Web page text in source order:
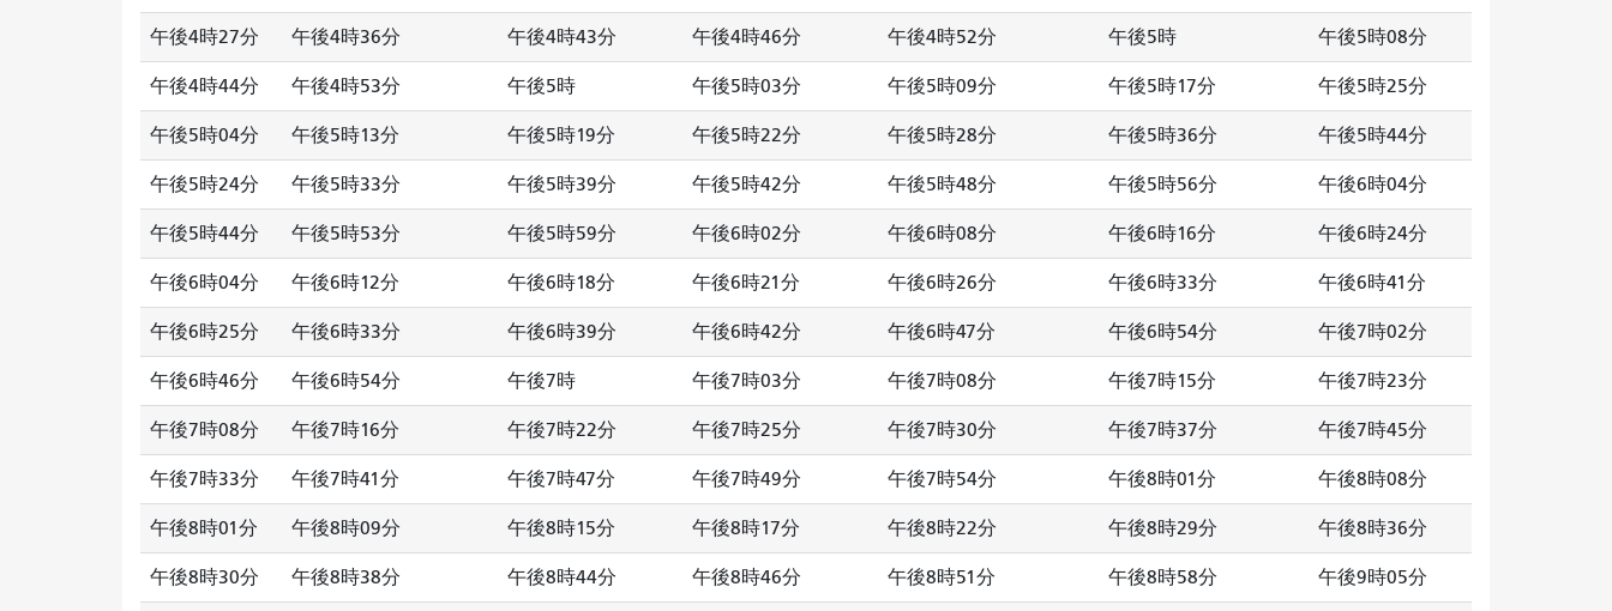
午後4時27分 午後4時36分 午後4時43分 午後4時46分 午後4時52分 午後5時 午後5時08分
午後4時44分 午後4時53分 午後5時 午後5時03分 午後5時09分 午後5時17分 午後5時25分
午後5時04分 午後5時13分 午後5時19分 午後5時22分 午後5時28分 午後5時36分 午後5時44分
午後5時24分 午後5時33分 午後5時39分 午後5時42分 午後5時48分 午後5時56分 午後6時04分
午後5時44分 午後5時53分 午後5時59分 午後6時02分 午後6時08分 午後6時16分 午後6時24分
午後6時04分 午後6時12分 午後6時18分 午後6時21分 午後6時26分 午後6時33分 午後6時41分
午後6時25分 午後6時33分 午後6時39分 午後6時42分 午後6時47分 午後6時54分 午後7時02分
午後6時46分 午後6時54分 午後7時 午後7時03分 午後7時08分 午後7時15分 午後7時23分
午後7時08分 午後7時16分 午後7時22分 午後7時25分 午後7時30分 午後7時37分 午後7時45分
午後7時33分 午後7時41分 午後7時47分 午後7時49分 午後7時54分 午後8時01分 午後8時08分
午後8時01分 午後8時09分 午後8時15分 午後8時17分 午後8時22分 午後8時29分 午後8時36分
午後8時30分 午後8時38分 午後8時44分 午後8時46分 午後8時51分 午後8時58分 午後9時05分